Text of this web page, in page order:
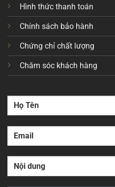
Hình thức thanh toán
Chính sách bảo hành
Chứng chỉ chất lượng
Chăm sóc khách hàng